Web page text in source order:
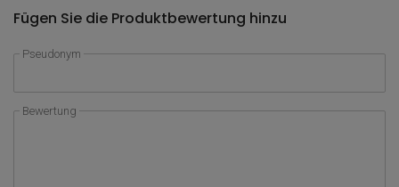
Fügen Sie die Produktbewertung hinzu
Pseudonym
Bewertung